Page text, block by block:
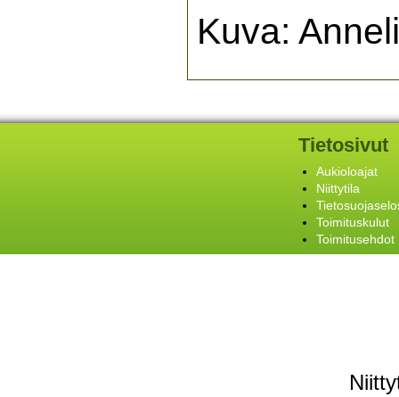
Kuva:
Tietosivut
Aukioloajat
Niittytila
Toimituskulut
Toimitusehdot